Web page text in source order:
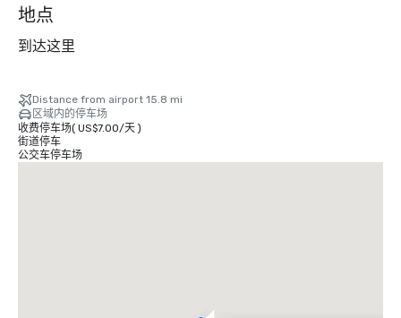
地点
到达这里
Distance from airport 15.8 mi
区域内的停车场
收费停车场( US$7.00/天)
街道停车
公交车停车场